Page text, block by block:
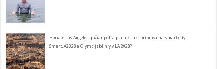
Horiace Los Angeles, požiar podľa plánu? ..ako príprava na smart city
SmartLA2028 a Olympijské hry v LA 2028?